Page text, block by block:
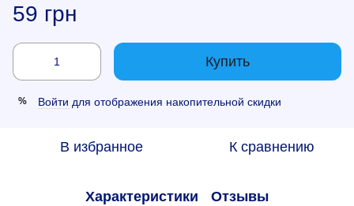
59 грн
Купить
% Войти для отображения накопительной скидки
В избранное К сравнению
Характеристики Отзывы